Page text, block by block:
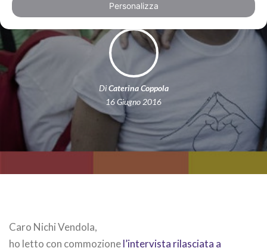
DiCaterina Coppola
16 Giugno 2016
Caro Nichi Vendola,
ho letto con commozionel’intervista rilasciata a
Personalizza